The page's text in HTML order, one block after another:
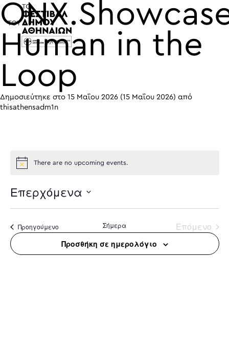
Κύρια πλοήγηση
Human in the
Loop
Δημοσιεύτηκε στο 15 Μαΐου 2026 (15 Μαΐου 2026) από
thisathensadm1n
There are no upcoming events.
Επερχόμενα
Προηγούμενο Σήμερα Επόμενο
Προσθήκη σε ημερολόγιο